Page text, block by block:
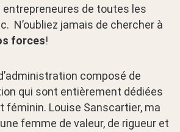
de toutes les
N’oubliez jamais de chercher à
forces!
composé de
qui sont entièrement dédiées
féminin. Louise Sanscartier, ma
femme de valeur, de rigueur et